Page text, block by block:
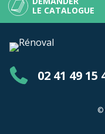
02 41 49 15
LE CATALOGUE
©